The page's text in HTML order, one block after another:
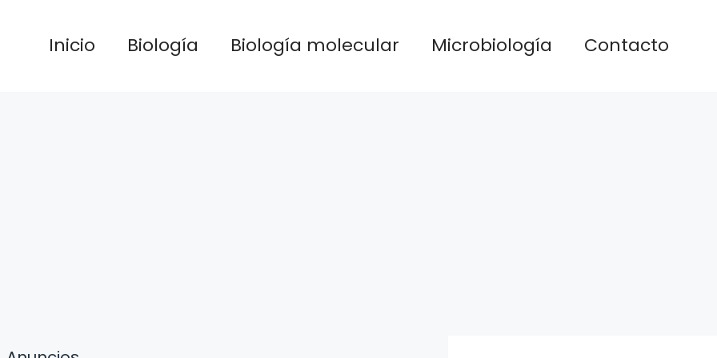
Inicio Biología Biología molecular Microbiología Contacto